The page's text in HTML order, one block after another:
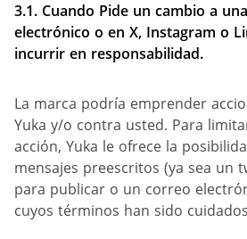
3.1. Cuando Pide un cambio a
electrónico o en X, Instagram o
incurrir en responsabilidad.
La marca podría emprender
Yuka y/o contra usted. Para
acción, Yuka le ofrece la
mensajes preescritos (ya sea un
para publicar o un correo
cuyos términos han sido